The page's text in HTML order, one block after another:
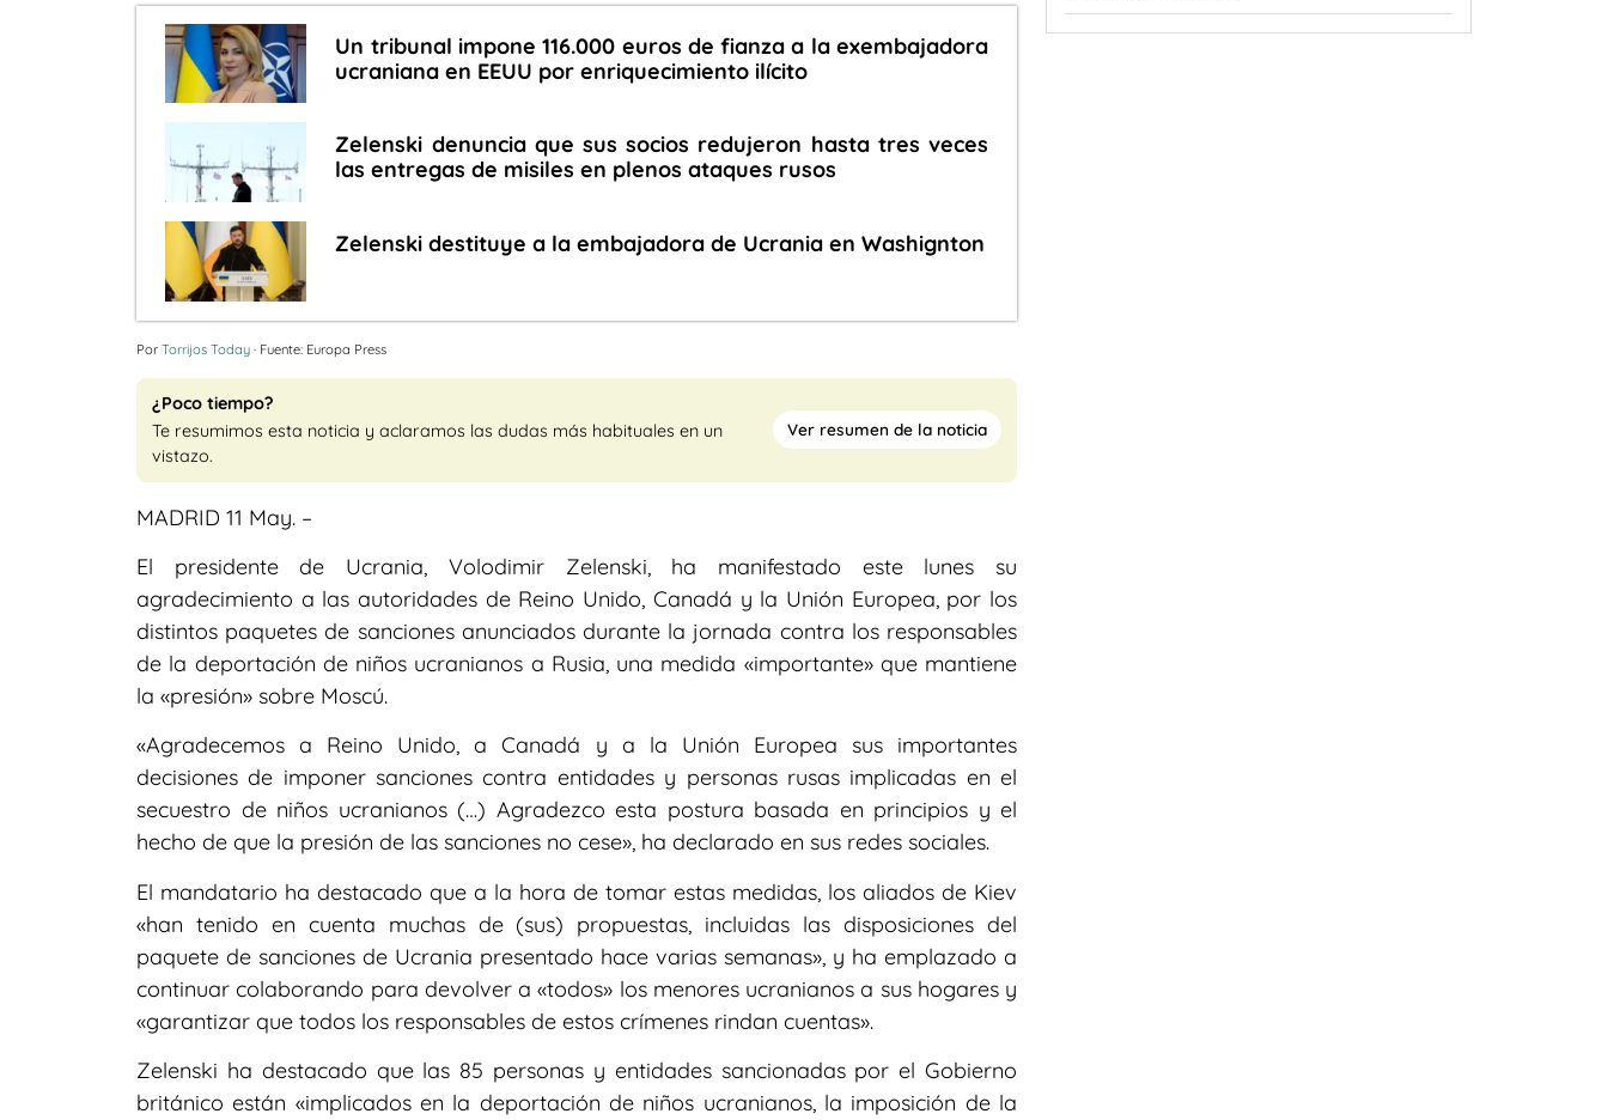
Un tribunal impone 116.000 euros de fianza a la exembajadora
ucraniana en EEUU por enriquecimiento ilícito
Zelenski denuncia que sus socios redujeron hasta tres veces
las entregas de misiles en plenos ataques rusos
Zelenski destituye a la embajadora de Ucrania en Washignton
Por Torrijos Today · Fuente: Europa Press
¿Poco tiempo?
Te resumimos esta noticia y aclaramos las dudas más habituales en un
vistazo.
Ver resumen de la noticia
MADRID 11 May. –
El presidente de Ucrania, Volodimir Zelenski, ha manifestado este lunes su
agradecimiento a las autoridades de Reino Unido, Canadá y la Unión Europea, por los
distintos paquetes de sanciones anunciados durante la jornada contra los responsables
de la deportación de niños ucranianos a Rusia, una medida «importante» que mantiene
la «presión» sobre Moscú.
«Agradecemos a Reino Unido, a Canadá y a la Unión Europea sus importantes
decisiones de imponer sanciones contra entidades y personas rusas implicadas en el
secuestro de niños ucranianos (…) Agradezco esta postura basada en principios y el
hecho de que la presión de las sanciones no cese», ha declarado en sus redes sociales.
El mandatario ha destacado que a la hora de tomar estas medidas, los aliados de Kiev
«han tenido en cuenta muchas de (sus) propuestas, incluidas las disposiciones del
paquete de sanciones de Ucrania presentado hace varias semanas», y ha emplazado a
continuar colaborando para devolver a «todos» los menores ucranianos a sus hogares y
«garantizar que todos los responsables de estos crímenes rindan cuentas».
Zelenski ha destacado que las 85 personas y entidades sancionadas por el Gobierno
británico están «implicados en la deportación de niños ucranianos, la imposición de la